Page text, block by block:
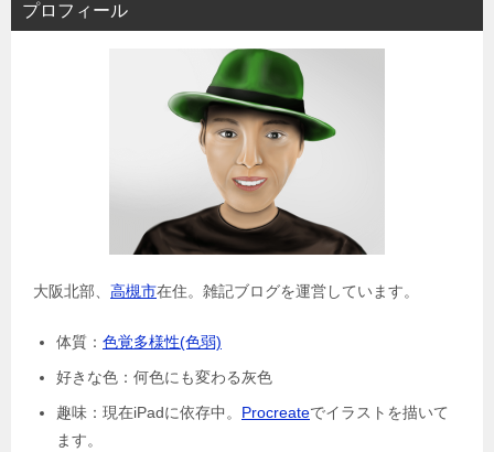
プロフィール
大阪北部、 高槻市在住。雑記ブログを運営しています。
体質： 色覚多様性(色弱)
好きな色：何色にも変わる灰色
趣味：現在iPadに依存中。 Procreateでイラストを描いて
ます。